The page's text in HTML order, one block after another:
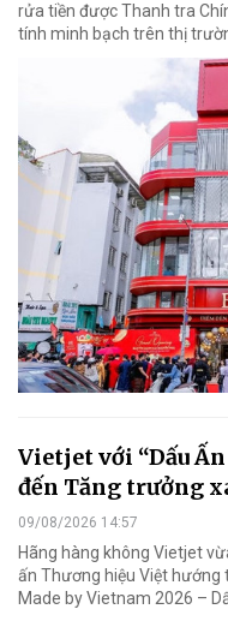
rửa tiền được Thanh tra
tính minh bạch trên thị
Vietjet với “Dấu
đến Tăng trưởng
09/08/2026 14:57
Hãng hàng không Vietjet
ấn Thương hiệu Việt hướng
Made by Vietnam 2026 –